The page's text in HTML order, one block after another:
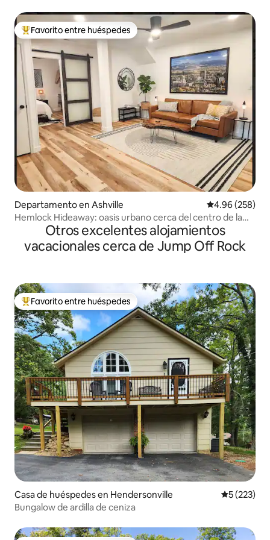
De los mejores en Favorito entre huéspedes
Favorito entre huéspedes
Departamento en Ashville Calificación
4.96 (258)
Hemlock Hideaway: oasis urbano cerca del centro de la
Otros excelentes alojamientos
vacacionales cerca de Jump Off Rock
De los mejores en Favorito entre huéspedes
Favorito entre huéspedes
Casa de huéspedes en Hendersonville
5 (223)
Bungalow de ardilla de ceniza